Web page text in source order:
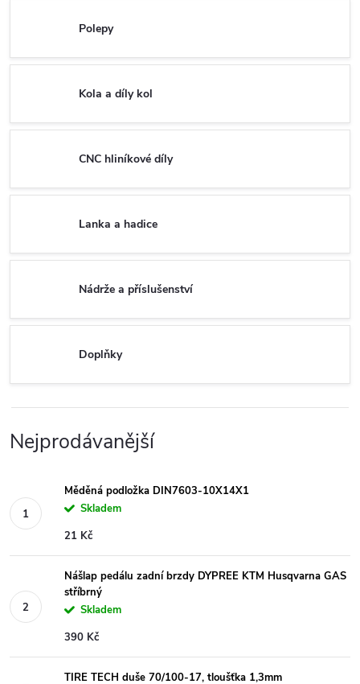
Polepy
Kola a díly kol
CNC hliníkové díly
Lanka a hadice
Nádrže a příslušenství
Doplňky
Nejprodávanější
Měděná podložka DIN7603-10X14X1
Skladem
21 Kč
Nášlap pedálu zadní brzdy DYPREE KTM Husqvarna GAS
stříbrný
Skladem
390 Kč
TIRE TECH duše 70/100-17, tloušťka 1,3mm